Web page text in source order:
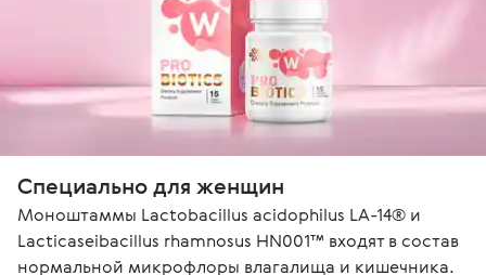
Специально для женщин
Моноштаммы Lactobacillus acidophilus LA-14® и
Lacticaseibacillus rhamnosus HN001™ входят в состав
нормальной микрофлоры влагалища и кишечника.